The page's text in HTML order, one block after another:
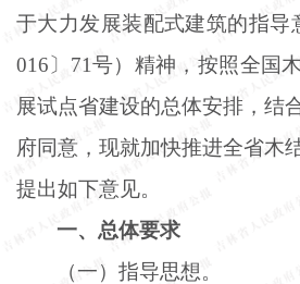
于大力发展装配式建筑的指导
016〕71号）精神，按照全国
展试点省建设的总体安排，结
府同意，现就加快推进全省木
提出如下意见。
一、总体要求
（一）指导思想。